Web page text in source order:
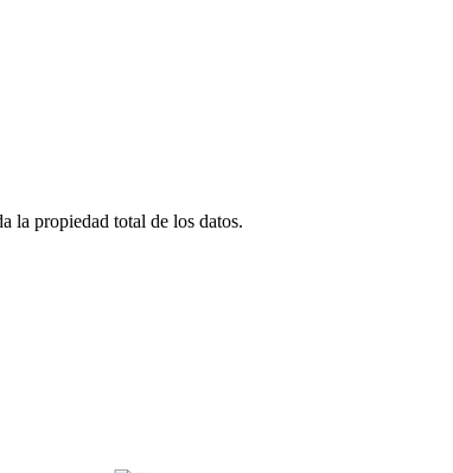
la propiedad total de los datos.